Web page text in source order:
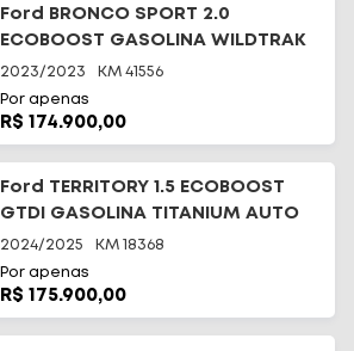
Ford BRONCO SPORT 2.0
ECOBOOST GASOLINA WILDTRAK
4X4 SE
2023/2023 KM 41556
Por apenas
R$ 174.900,00
Ford TERRITORY 1.5 ECOBOOST
GTDI GASOLINA TITANIUM AUTO
2024/2025 KM 18368
Por apenas
R$ 175.900,00